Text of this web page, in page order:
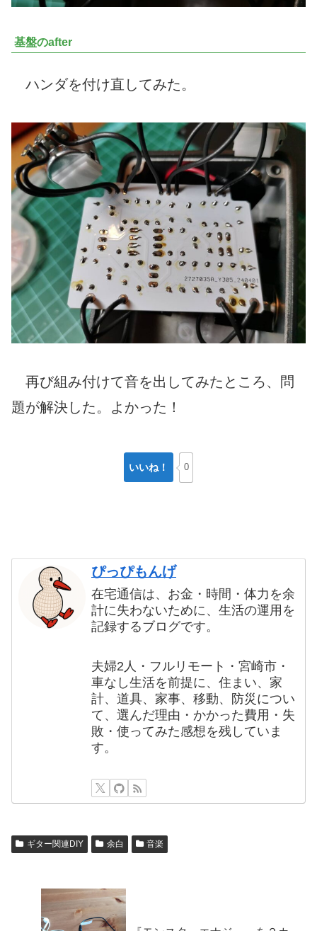
基盤のafter
ハンダを付け直してみた。
再び組み付けて音を出してみたところ、問
題が解決した。よかった！
いいね！ 0
ぴっぴもんげ
在宅通信は、お金・時間・体力を余
計に失わないために、生活の運用を
記録するブログです。
夫婦2人・フルリモート・宮崎市・
車なし生活を前提に、住まい、家
計、道具、家事、移動、防災につい
て、選んだ理由・かかった費用・失
敗・使ってみた感想を残していま
す。
ギター関連DIY 余白 音楽